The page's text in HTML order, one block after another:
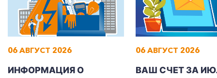
Корпоративным клиентам
06 АВГУСТ 2026
ИНФОРМАЦИЯ О
06 АВГУСТ 2026
ВАШ СЧЕТ ЗА